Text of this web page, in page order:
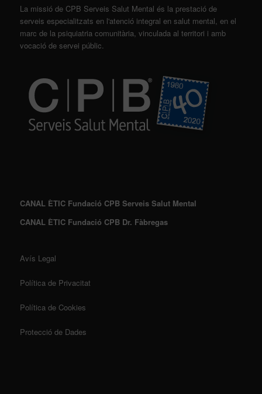
La missió de CPB Serveis Salut Mental és la prestació de
serveis especialitzats en l'atenció integral en salut mental, en el
marc de la psiquiatria comunitària, vinculada al territori i amb
vocació de servei públic.
CANAL ÈTIC Fundació CPB Serveis Salut Mental
CANAL ÈTIC Fundació CPB Dr. Fàbregas
Avís Legal
Política de Privacitat
Política de Cookies
Protecció de Dades